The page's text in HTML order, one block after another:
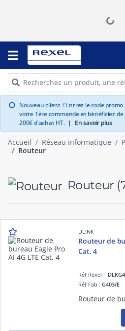
info Nouveau client ? Entrez le code
votre 1ère commande et bénéficiez
200€ d'achat HT. | En savoir plus
Accueil Réseau informatique
Routeur
Routeur
DLINK
Routeur de
Cat. 4
Réf Rexel :
Réf Fab :G403/E